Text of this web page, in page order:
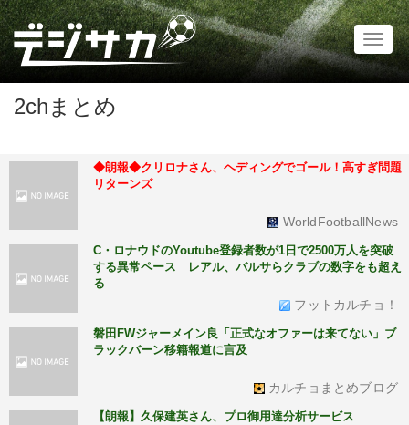
2chまとめ
◆朗報◆クリロナさん、ヘディングでゴール！高すぎ問題
リターンズ
WorldFootballNews
C・ロナウドのYoutube登録者数が1日で2500万人を突破
する異常ペース レアル、バルサらクラブの数字をも超え
る
フットカルチョ！
磐田FWジャーメイン良「正式なオファーは来てない」ブ
ラックバーン移籍報道に言及
カルチョまとめブログ
【朗報】久保建英さん、プロ御用達分析サービス